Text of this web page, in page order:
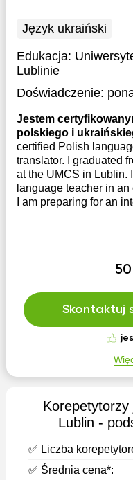
Język ukraiński
Edukacja:
Lublinie
Doświadczenie:
Jestem
polskiego i
certified Polish
translator. I graduated
at the UMCS in Lublin.
language teacher in
I am preparing for an
Skontaktuj
Lublin -
✅ Liczba
✅ Średnia cena*: